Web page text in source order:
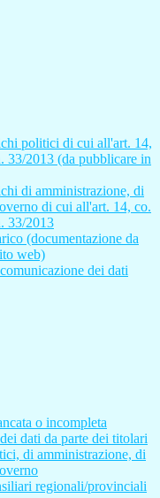
politici di cui all'art. 14,
33/2013 (da pubblicare in
di amministrazione, di
di cui all'art. 14, co.
33/2013
(documentazione da
web)
dei dati
o incompleta
dati da parte dei titolari
di amministrazione, di
regionali/provinciali